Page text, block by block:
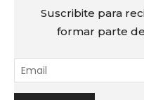
Suscribite para
formar parte